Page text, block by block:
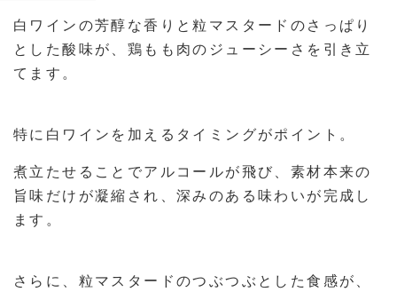
白ワインの芳醇な香りと粒マスタードのさっぱり
とした酸味が、鶏もも肉のジューシーさを引き立
てます。
特に白ワインを加えるタイミングがポイント。
煮立たせることでアルコールが飛び、素材本来の
旨味だけが凝縮され、深みのある味わいが完成し
ます。
さらに、粒マスタードのつぶつぶとした食感が、